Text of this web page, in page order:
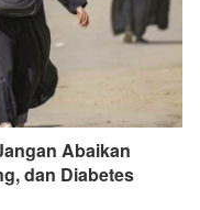
Abaikan
dan Diabetes